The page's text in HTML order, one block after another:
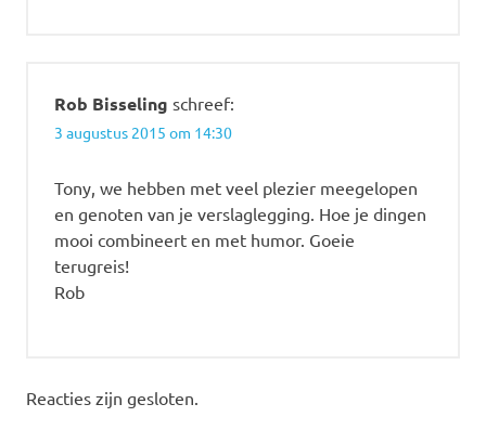
Rob Bisseling schreef:
3 augustus 2015 om 14:30
Tony, we hebben met veel plezier meegelopen
en genoten van je verslaglegging. Hoe je dingen
mooi combineert en met humor. Goeie
terugreis!
Rob
Reacties zijn gesloten.